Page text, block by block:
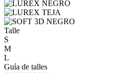
Talle
S
M
L
Guía de talles